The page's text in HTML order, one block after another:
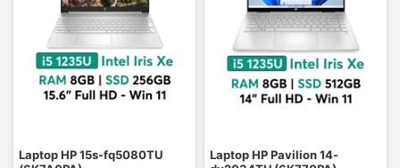
Laptop HP 15s-fq5080TU
Laptop HP Pavilion 14-